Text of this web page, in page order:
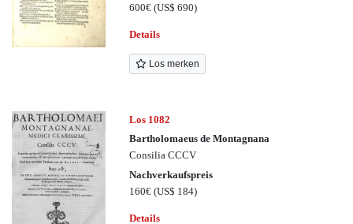
600€(US$ 690)
Details
Los merken
Los 1082
Bartholomaeus de Montagnana
Consilia CCCV
Nachverkaufspreis
160€(US$ 184)
Details